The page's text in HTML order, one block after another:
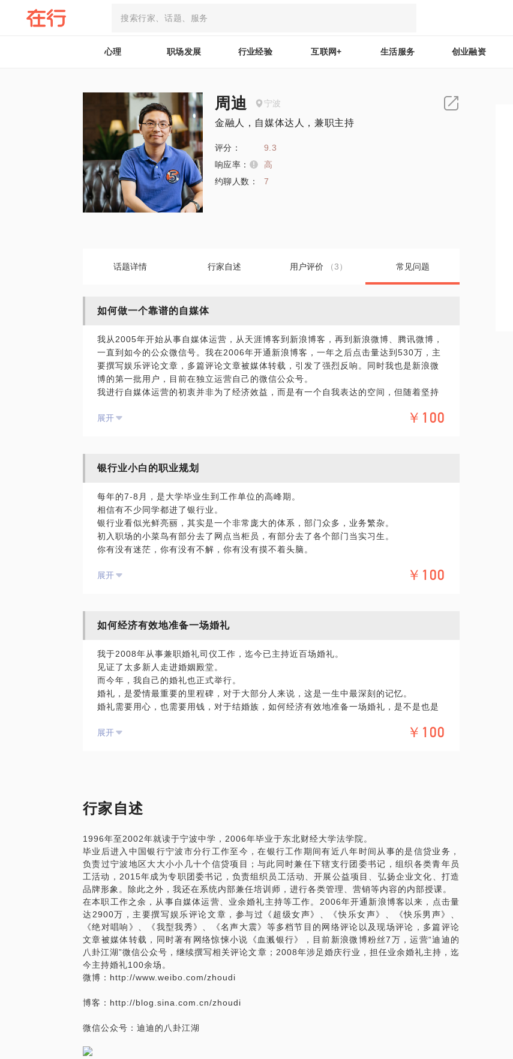
心理 职场发展 行业经验 互联网+ 生活服务 创业融资
周迪 宁波
金融人，自媒体达人，兼职主持
评分：
9.3
响应率：
高
约聊人数：
7
话题详情 行家自述 用户评价 （3） 常见问题
如何做一个靠谱的自媒体
我从2005年开始从事自媒体运营，从天涯博客到新浪博客，再到新浪微博、腾讯微博，
一直到如今的公众微信号。我在2006年开通新浪博客，一年之后点击量达到530万，主
要撰写娱乐评论文章，多篇评论文章被媒体转载，引发了强烈反响。同时我也是新浪微
博的第一批用户，目前在独立运营自己的微信公众号。
我进行自媒体运营的初衷并非为了经济效益，而是有一个自我表达的空间，但随着坚持
如果你希望给自己创造一个自我表达的空间，那么如何持续地生产内容，如何产生影响
展开 ￥100
银行业小白的职业规划
每年的7-8月，是大学毕业生到工作单位的高峰期。
相信有不少同学都进了银行业。
银行业看似光鲜亮丽，其实是一个非常庞大的体系，部门众多，业务繁杂。
初入职场的小菜鸟有部分去了网点当柜员，有部分去了各个部门当实习生。
你有没有迷茫，你有没有不解，你有没有摸不着头脑。
来，从业9年的银行工作者，我，来跟你聊一聊：
薪资，收入如何计算？
展开 ￥100
如何经济有效地准备一场婚礼
我于2008年从事兼职婚礼司仪工作，迄今已主持近百场婚礼。
见证了太多新人走进婚姻殿堂。
而今年，我自己的婚礼也正式举行。
婚礼，是爱情最重要的里程碑，对于大部分人来说，这是一生中最深刻的记忆。
婚礼需要用心，也需要用钱，对于结婚族，如何经济有效地准备一场婚礼，是不是也是
我碰到过太多人，草率地将婚礼完结，而留下小小的遗憾。
如何经济有效？
酒店如何选择？
展开 ￥100
行家自述
1996年至2002年就读于宁波中学，2006年毕业于东北财经大学法学院。
毕业后进入中国银行宁波市分行工作至今，在银行工作期间有近八年时间从事的是信贷业务，
负责过宁波地区大大小小几十个信贷项目；与此同时兼任下辖支行团委书记，组织各类青年员
工活动，2015年成为专职团委书记，负责组织员工活动、开展公益项目、弘扬企业文化、打造
品牌形象。除此之外，我还在系统内部兼任培训师，进行各类管理、营销等内容的内部授课。
在本职工作之余，从事自媒体运营、业余婚礼主持等工作。2006年开通新浪博客以来，点击量
达2900万，主要撰写娱乐评论文章，参与过《超级女声》、《快乐女声》、《快乐男声》、
《绝对唱响》、《我型我秀》、《名声大震》等多档节目的网络评论以及现场评论，多篇评论
文章被媒体转载，同时著有网络惊悚小说《血溅银行》，目前新浪微博粉丝7万，运营“迪迪的
八卦江湖”微信公众号，继续撰写相关评论文章；2008年涉足婚庆行业，担任业余婚礼主持，迄
今主持婚礼100余场。
微博：http://www.weibo.com/zhoudi
博客：http://blog.sina.com.cn/zhoudi
微信公众号：迪迪的八卦江湖